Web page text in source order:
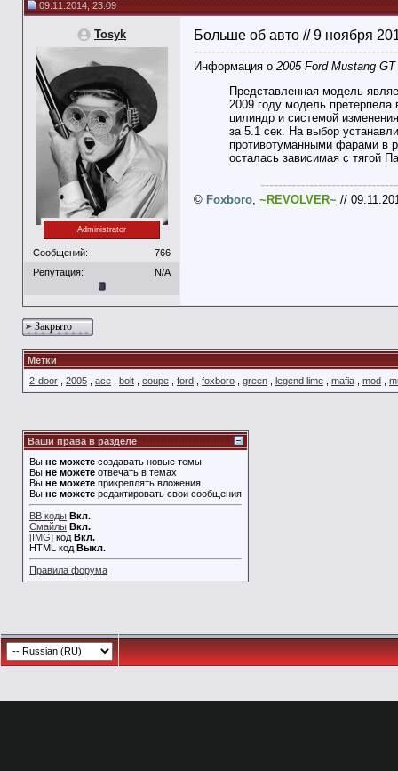
09.11.2014, 23:09
Tosyk
Administrator
Сообщений:
766
Репутация:
N/A
Больше об авто // 9 ноября
Информация о 2005 Ford Mustang GT
Представленная модель
2009 году модель
цилиндр и системой
за 5.1 сек. На выбор
противотуманными фарами в
осталась зависимая с тягой
© Foxboro ~REVOLVER~ //
Закрыто
Метки
2-door
2005 ace bolt coupe ford foxboro green legend lime mafia mod
Ваши права в разделе
Вы не можете создавать новые темы
Вы не можете отвечать в темах
Вы не можете прикреплять вложения
Вы не можете редактировать свои сообщения
BB коды Вкл.
Смайлы Вкл.
[IMG] код Вкл.
HTML код Выкл.
Правила форума